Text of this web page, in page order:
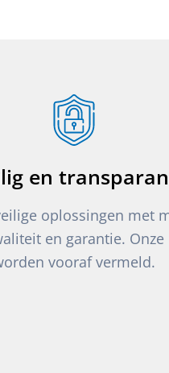
en
oplossingen met
en garantie. Onze
vooraf vermeld.